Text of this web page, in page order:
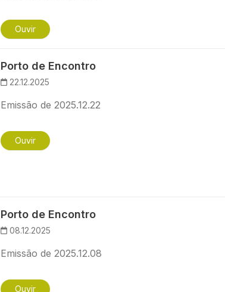
Ouvir
Porto de Encontro
22.12.2025
Emissão de 2025.12.22
Ouvir
Porto de Encontro
08.12.2025
Emissão de 2025.12.08
Ouvir